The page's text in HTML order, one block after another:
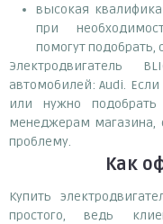
высокая
при
помогут подобрать,
Электродвигатель
автомобилей: Audi.
или нужно
менеджерам магазина,
проблему.
Как
Купить
простого, ведь